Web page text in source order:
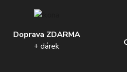
Doprava ZDARMA
+ dárek